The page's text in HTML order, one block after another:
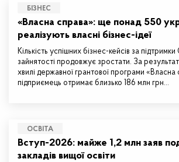
БІЗНЕС
«Власна справа»: ще понад 550
реалізують власні бізнес-ідеї
Кількість успішних бізнес-кейсів за
зайнятості продовжує зростати. За
хвилі державної грантової програми «Власна
підприємець отримає близько 186 млн грн…
ОСВІТА
Вступ-2026: майже 1,2 млн заяв
закладів вищої освіти